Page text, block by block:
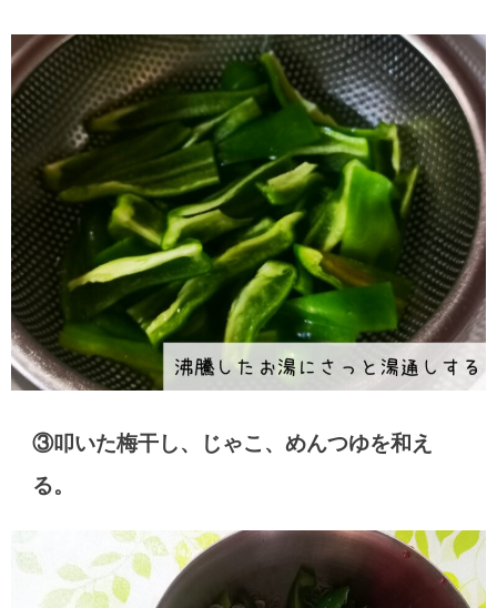
③叩いた梅干し、じゃこ、めんつゆを和え
る。